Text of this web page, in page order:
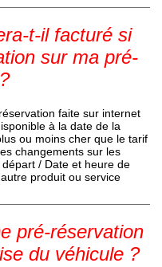
t-il facturé si
sur ma pré-
faite sur internet
à la date de la
ou moins cher que le tarif
changements sur les
/ Date et heure de
produit ou service
pré-réservation
du véhicule ?